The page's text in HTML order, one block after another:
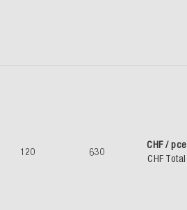
120 630
CHF / pce
CHF Total